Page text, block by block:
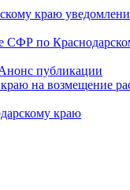
краю
СФР по
публикации
на возмещение
краю